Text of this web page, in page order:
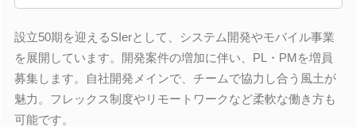
設立50期を迎えるSIerとして、システム開発やモバイル事業
を展開しています。開発案件の増加に伴い、PL・PMを増員
募集します。自社開発メインで、チームで協力し合う風土が
魅力。フレックス制度やリモートワークなど柔軟な働き方も
可能です。